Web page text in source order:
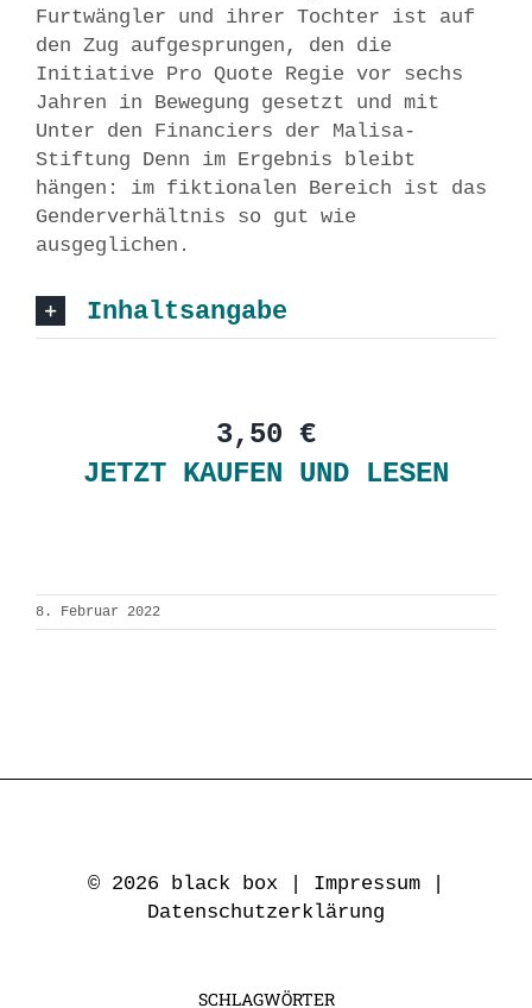
Furtwängler und ihrer Tochter ist auf
den Zug aufgesprungen, den die
Initiative Pro Quote Regie vor sechs
Jahren in Bewegung gesetzt und mit
Unter den Financiers der Malisa-
Stiftung Denn im Ergebnis bleibt
hängen: im fiktionalen Bereich ist das
Genderverhältnis so gut wie
ausgeglichen.
Inhaltsangabe
3,50 €
JETZT KAUFEN UND LESEN
8. Februar 2022
© 2026 black box | Impressum
Datenschutzerklärung
SCHLAGWÖRTER